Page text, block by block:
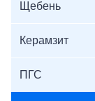
Щебень
Керамзит
ПГС